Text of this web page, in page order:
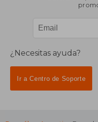
¿Necesitas ayuda?
Ir a Centro de Soporte